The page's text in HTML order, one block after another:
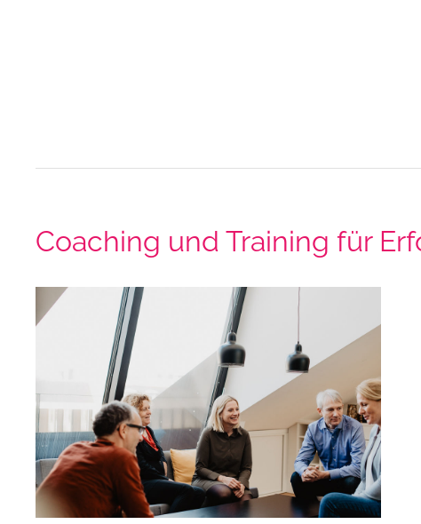
Coaching und Training für